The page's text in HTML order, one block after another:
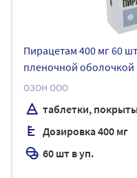
Пирацетам 400 мг 60
пленочной оболочкой
ОЗОН ООО
таблетки,
Дозировка 400 мг
60 шт в уп.